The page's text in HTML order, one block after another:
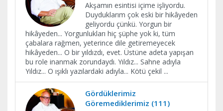
Akşamın esintisi içime işliyordu.
Duyduklarım çok eski bir hikâyeden
geliyordu çünkü. Yorgun bir
hikâyeden... Yorgunlukları hiç şüphe yok ki, tüm
çabalara rağmen, yeterince dile getiremeyecek
hikâyeden... O bir yıldızdı, evet. Üstüne adeta yapışan
bu role inanmak zorundaydı. Yıldız... Sahne adıyla
Yıldız... O ışıklı yazılardaki adıyla... Kötü çekil ...
Gördüklerimiz
Göremediklerimiz (111)